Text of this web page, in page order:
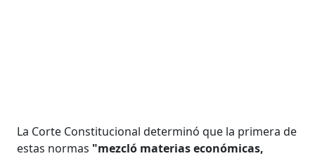
La Corte Constitucional determinó que la primera de
estas normas "mezcló materias económicas,